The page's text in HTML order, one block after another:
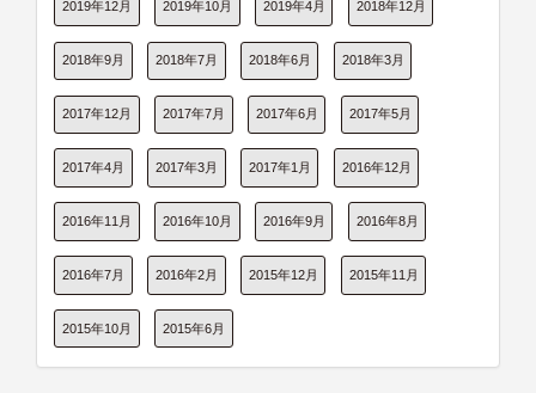
2019年12月 2019年10月 2019年4月 2018年12月
2018年9月 2018年7月 2018年6月 2018年3月
2017年12月 2017年7月 2017年6月 2017年5月
2017年4月 2017年3月 2017年1月 2016年12月
2016年11月 2016年10月 2016年9月 2016年8月
2016年7月 2016年2月 2015年12月 2015年11月
2015年10月 2015年6月